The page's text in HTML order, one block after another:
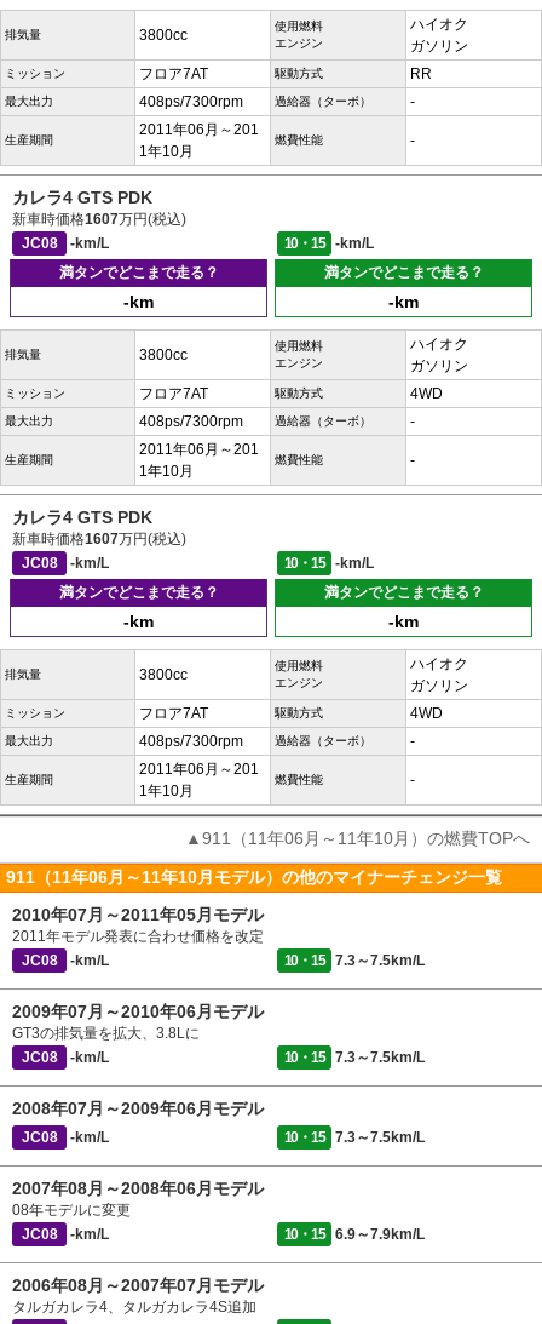
排気量 3800cc
使用燃料
エンジン
ハイオク
ガソリン
ミッション フロア7AT 駆動方式 RR
最大出力 408ps/7300rpm 過給器（ターボ） -
生産期間
2011年06月～201
1年10月
燃費性能 -
カレラ4 GTS PDK
新車時価格1607万円(税込)
JC08
-km/L 10・15
-km/L
満タンでどこまで走る？
-km
満タンでどこまで走る？
-km
排気量 3800cc
使用燃料
エンジン
ハイオク
ガソリン
ミッション フロア7AT 駆動方式 4WD
最大出力 408ps/7300rpm 過給器（ターボ） -
生産期間
2011年06月～201
1年10月
燃費性能 -
カレラ4 GTS PDK
新車時価格1607万円(税込)
JC08
-km/L 10・15
-km/L
満タンでどこまで走る？
-km
満タンでどこまで走る？
-km
排気量 3800cc
使用燃料
エンジン
ハイオク
ガソリン
ミッション フロア7AT 駆動方式 4WD
最大出力 408ps/7300rpm 過給器（ターボ） -
生産期間
2011年06月～201
1年10月
燃費性能 -
▲911（11年06月～11年10月）の燃費TOPへ
911（11年06月～11年10月モデル）の他のマイナーチェンジ一覧
2010年07月～2011年05月モデル
2011年モデル発表に合わせ価格を改定
JC08
-km/L 10・15 7.3～7.5km/L
2009年07月～2010年06月モデル
GT3の排気量を拡大、3.8Lに
JC08
-km/L 10・15 7.3～7.5km/L
2008年07月～2009年06月モデル
JC08 -km/L 10・15 7.3～7.5km/L
2007年08月～2008年06月モデル
08年モデルに変更
JC08
-km/L 10・15 6.9～7.9km/L
2006年08月～2007年07月モデル
タルガカレラ4、タルガカレラ4S追加